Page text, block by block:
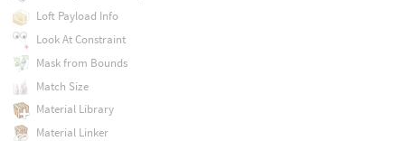
Loft Payload Info
Look At Constraint
Mask from Bounds
Match Size
Material Library
Material Linker